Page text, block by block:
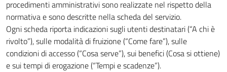
procedimenti amministrativi sono realizzate nel rispetto della
normativa e sono descritte nella scheda del servizio.
Ogni scheda riporta indicazioni sugli utenti destinatari (“A chi è
rivolto”), sulle modalità di fruizione (“Come fare”), sulle
condizioni di accesso (“Cosa serve”), sui benefici (Cosa si ottiene)
e sui tempi di erogazione (“Tempi e scadenze”).